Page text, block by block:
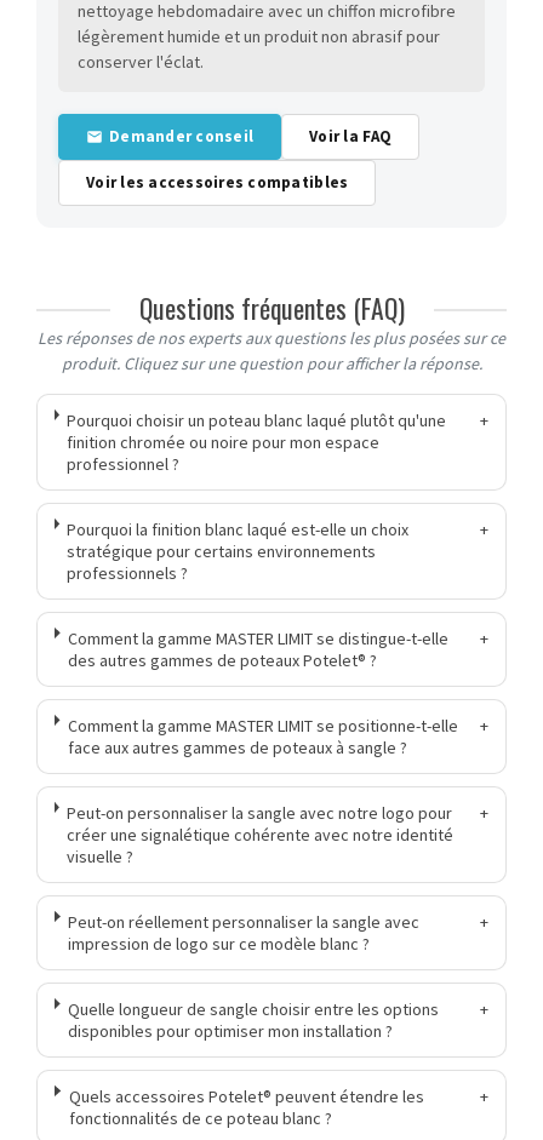
nettoyage hebdomadaire avec un chiffon microfibre
légèrement humide et un produit non abrasif pour
conserver l'éclat.
Demander conseil Voir la FAQ
Voir les accessoires compatibles
Questions fréquentes (FAQ)
Les réponses de nos experts aux questions les plus posées sur ce
produit. Cliquez sur une question pour afficher la réponse.
Pourquoi choisir un poteau blanc laqué plutôt qu'une
finition chromée ou noire pour mon espace
professionnel ?
+
Pourquoi la finition blanc laqué est-elle un choix
stratégique pour certains environnements
professionnels ?
+
Comment la gamme MASTER LIMIT se distingue-t-elle
des autres gammes de poteaux Potelet® ?
+
Comment la gamme MASTER LIMIT se positionne-t-elle
face aux autres gammes de poteaux à sangle ?
+
Peut-on personnaliser la sangle avec notre logo pour
créer une signalétique cohérente avec notre identité
visuelle ?
+
Peut-on réellement personnaliser la sangle avec
impression de logo sur ce modèle blanc ?
+
Quelle longueur de sangle choisir entre les options
disponibles pour optimiser mon installation ?
+
Quels accessoires Potelet® peuvent étendre les
fonctionnalités de ce poteau blanc ?
+